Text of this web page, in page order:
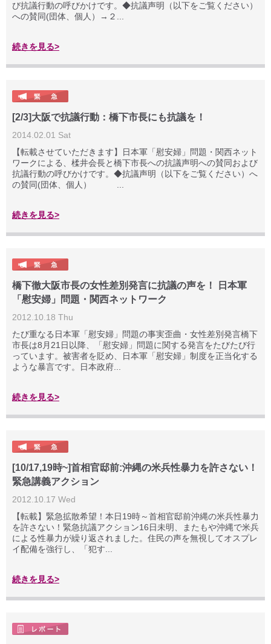
び抗議行動の呼びかけです。◆抗議声明（以下をご覧ください）
への賛同(団体、個人）→２...
続きを見る>
[2/3]大阪で抗議行動：橋下市長にも抗議を！
2014.02.01 Sat
【転載させていただきます】日本軍「慰安婦」問題・関西ネット
ワークによる、楺井会長と橋下市長への抗議声明への賛同および
抗議行動の呼びかけです。◆抗議声明（以下をご覧ください）へ
の賛同(団体、個人） ...
続きを見る>
橋下徹大阪市長の女性差別発言に抗議の声を！ 日本軍
「慰安婦」問題・関西ネットワーク
2012.10.18 Thu
たび重なる日本軍「慰安婦」問題の事実歪曲・女性差別発言橋下
市長は8月21日以降、「慰安婦」問題に関する発言をたびたび行
っています。被害者を貶め、日本軍「慰安婦」制度を正当化する
ような暴言です。日本政府...
続きを見る>
[10/17,19時~]首相官邸前:沖縄の米兵性暴力を許さない！
緊急講義アクション
2012.10.17 Wed
【転載】緊急拡散希望！本日19時～首相官邸前沖縄の米兵性暴力
を許さない！緊急抗議アクション16日未明、またもや沖縄で米兵
による性暴力が繰り返されました。住民の声を無視してオスプレ
イ配備を強行し、「犯す...
続きを見る>